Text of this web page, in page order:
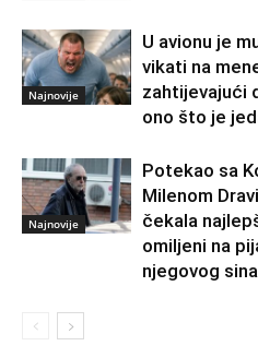
Najnovije
U avionu je
vikati na
zahtijevajući
ono što je
Najnovije
Potekao sa
Milenom
čekala
omiljeni na
njegovog